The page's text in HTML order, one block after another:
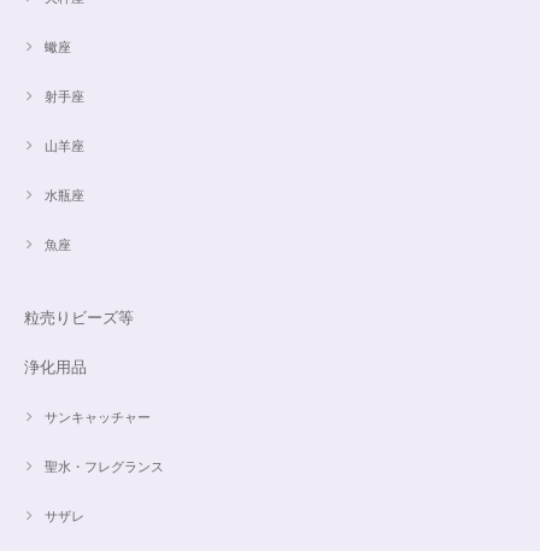
蠍座
射手座
山羊座
水瓶座
魚座
粒売りビーズ等
浄化用品
サンキャッチャー
聖水・フレグランス
サザレ